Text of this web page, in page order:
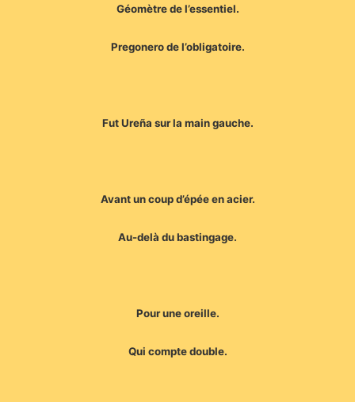
Géomètre de l’essentiel.
Pregonero de l’obligatoire.
Fut Ureña sur la main gauche.
Avant un coup d’épée en acier.
Au-delà du bastingage.
Pour une oreille.
Qui compte double.